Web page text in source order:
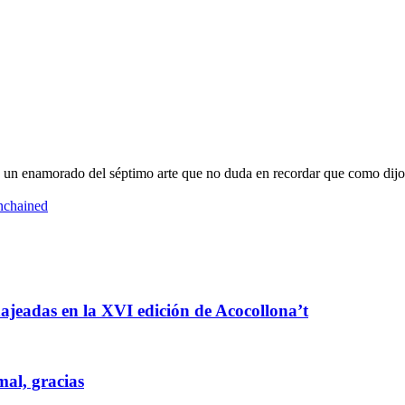
enamorado del séptimo arte que no duda en recordar que como
en la XVI edición de Acocollona’t
gracias